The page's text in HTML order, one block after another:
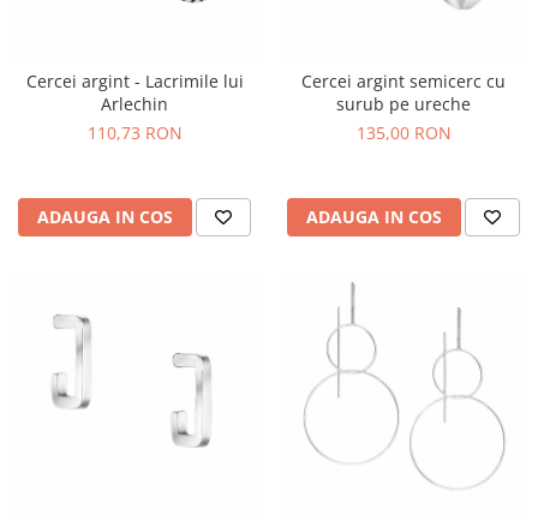
Cercei argint - Lacrimile lui
Arlechin
110,73 RON
ADAUGA IN COS
Cercei argint semicerc cu
surub pe ureche
135,00 RON
ADAUGA IN COS